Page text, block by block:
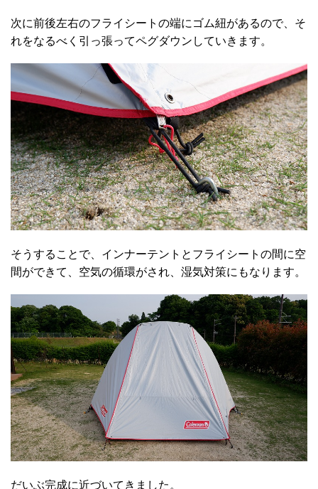
次に前後左右のフライシートの端にゴム紐があるので、そ
れをなるべく引っ張ってペグダウンしていきます。
そうすることで、インナーテントとフライシートの間に空
間ができて、空気の循環がされ、湿気対策にもなります。
だいぶ完成に近づいてきました。